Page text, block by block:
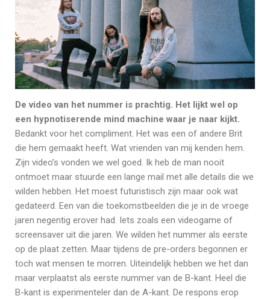
De video van het nummer is prachtig. Het lijkt wel op
een hypnotiserende mind machine waar je naar kijkt.
Bedankt voor het compliment. Het was een of andere Brit
die hem gemaakt heeft. Wat vrienden van mij kenden hem.
Zijn video’s vonden we wel goed. Ik heb de man nooit
ontmoet maar stuurde een lange mail met alle details die we
wilden hebben. Het moest futuristisch zijn maar ook wat
gedateerd. Een van die toekomstbeelden die je in de vroege
jaren negentig erover had. Iets zoals een videogame of
screensaver uit die jaren. We wilden het nummer als eerste
op de plaat zetten. Maar tijdens de pre-orders begonnen er
toch wat mensen te morren. Uiteindelijk hebben we het dan
maar verplaatst als eerste nummer van de B-kant. Heel die
B-kant is experimenteler dan de A-kant. De respons erop